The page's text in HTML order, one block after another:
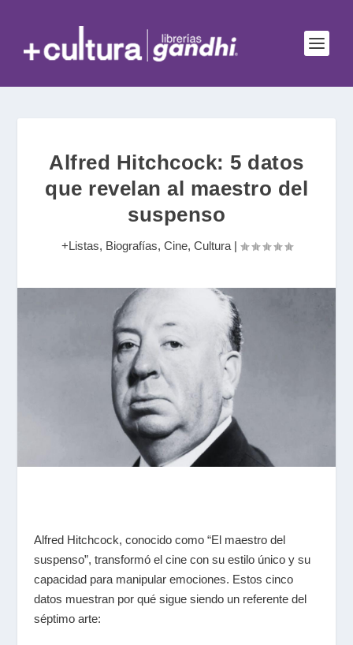
Alfred Hitchcock: 5 datos
que revelan al maestro del
suspenso
+Listas, Biografías, Cine, Cultura|
Alfred Hitchcock, conocido como “El maestro del
suspenso”, transformó el cine con su estilo único y su
capacidad para manipular emociones. Estos cinco
datos muestran por qué sigue siendo un referente del
séptimo arte: